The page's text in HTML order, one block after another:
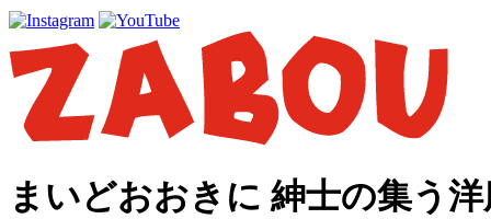
まいどおおきに 紳士の集う